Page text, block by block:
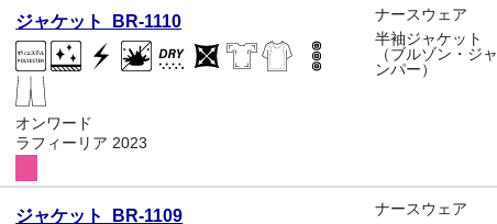
ジャケット BR-1110
オンワード
ラフィーリア 2023
ナースウェア
半袖ジャケット
（ブルゾン・ジャ
ンパー）
ジャケット BR-1109
ナースウェア